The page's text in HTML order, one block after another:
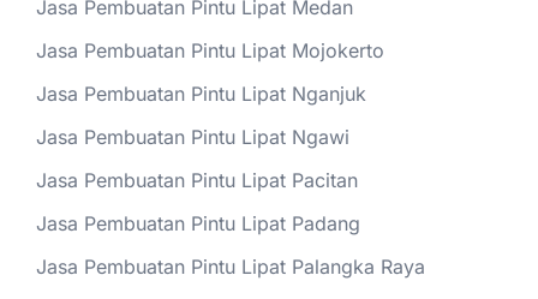
Jasa Pembuatan Pintu Lipat Medan
Jasa Pembuatan Pintu Lipat Mojokerto
Jasa Pembuatan Pintu Lipat Nganjuk
Jasa Pembuatan Pintu Lipat Ngawi
Jasa Pembuatan Pintu Lipat Pacitan
Jasa Pembuatan Pintu Lipat Padang
Jasa Pembuatan Pintu Lipat Palangka Raya